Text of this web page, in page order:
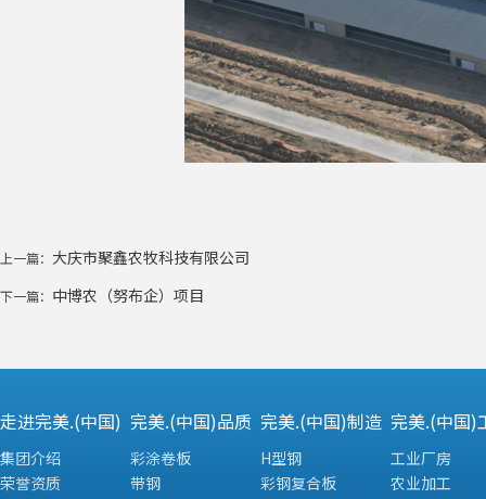
上一篇： 大庆市聚鑫农牧科技有限公司
下一篇： 中博农（努布企）项目
走进完美.(中国)
集团介绍
荣誉资质
完美.(中国)品质
彩涂卷板
带钢
完美.(中国)制造
H型钢
彩钢复合板
完美.(中国)
工业厂房
农业加工